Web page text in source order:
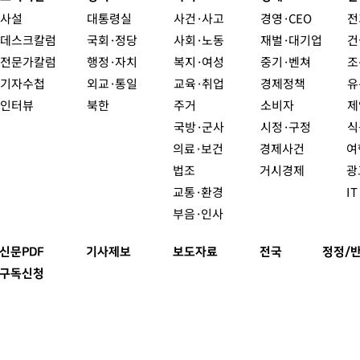
사설
데스크칼럼
전문가칼럼
기자수첩
인터뷰
대통령실
국회·정당
행정·자치
외교·통일
북한
사건·사고
사회·노동
복지·여성
교육·취업
주거
국방·군사
의료·보건
법조
교통·환경
부음·인사
경영·CEO
재벌·대기업
중기·벤쳐
경제정책
소비자
시정·구정
경제사건
거시경제
신문PDF
구독신청
기사제보 보도자료 전국 정정/